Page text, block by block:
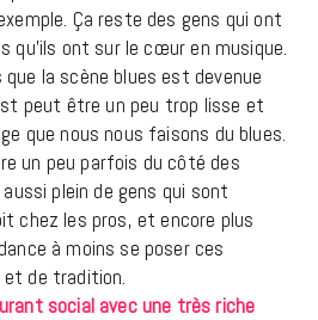
Ça reste des gens qui ont
qu’ils ont sur le cœur en musique.
que la scène blues est devenue
peut être un peu trop lisse et
que nous nous faisons du blues.
un peu parfois du côté des
plein de gens qui sont
chez les pros, et encore plus
à moins se poser ces
de tradition.
social avec une très riche